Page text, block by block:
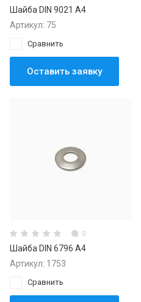
Шайба DIN 9021 А4
Артикул: 75
Сравнить
Оставить заявку
0
Шайба DIN 6796 А4
Артикул: 1753
Сравнить